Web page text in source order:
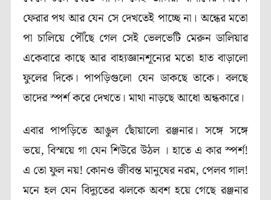
ফেরার পথ আর যেন সে দেখতেই পাচ্ছে না। অন্ধের মতো
পা চালিয়ে পৌঁছে গেল সেই ভেলভেটি মেরুন ডালিয়ার
একেবারে কাছে আর বাহ্যজ্ঞানশূন্যের মতো হাত বাড়ালো
ফুলের দিকে। পাপড়িগুলো যেন ডাকছে তাকে। বলছে
তাদের স্পর্শ করে দেখতে। মাথা নাড়ছে আধো অন্ধকারে।
এবার পাপড়িতে আঙুল ছোঁয়ালো রঞ্জনার। সঙ্গে সঙ্গে
ভয়ে, বিস্ময়ে গা যেন শিউরে উঠল । হাতে এ কার স্পর্শ!
এ তো ফুল নয়! কোনও জীবন্ত মানুষের নরম, পেলব গাল!
মনে হল যেন বিদ্যুতের ঝলকে অবশ হয়ে গেছে রঞ্জনার